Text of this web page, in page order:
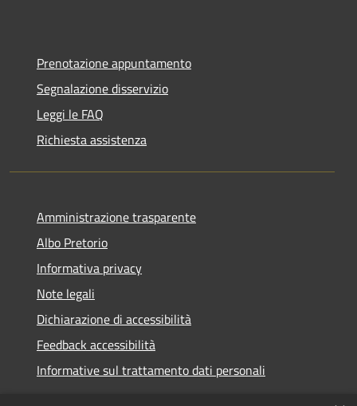
Prenotazione appuntamento
Segnalazione disservizio
Leggi le FAQ
Richiesta assistenza
Amministrazione trasparente
Albo Pretorio
Informativa privacy
Note legali
Dichiarazione di accessibilità
Feedback accessibilità
Informative sul trattamento dati personali